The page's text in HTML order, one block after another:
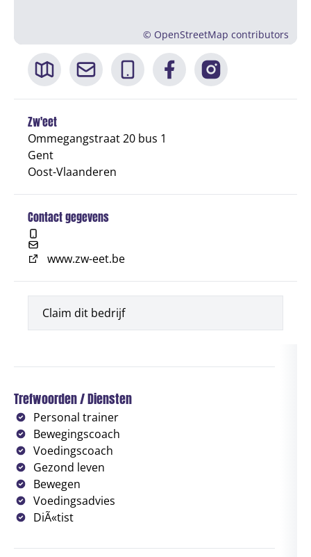
Trefwoorden / Diensten
Personal trainer
Bewegingscoach
Voedingscoach
Gezond leven
Bewegen
Voedingsadvies
DiÃ«tist
© OpenStreetMap contributors
Zw'eet
Ommegangstraat 20 bus 1
Gent
Oost-Vlaanderen
Contact gegevens
www.zw-eet.be
Claim dit bedrijf